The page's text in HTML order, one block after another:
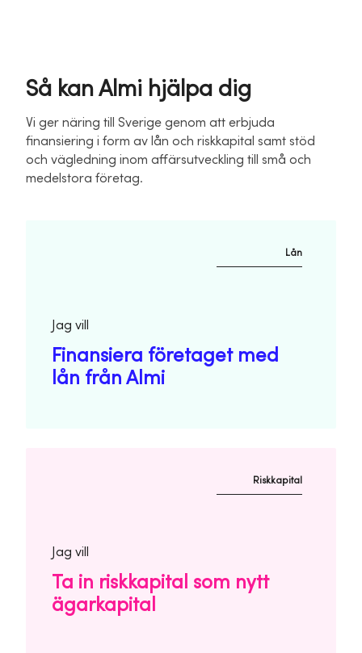
Så kan Almi hjälpa dig
Vi ger näring till Sverige genom att erbjuda
finansiering i form av lån och riskkapital samt stöd
och vägledning inom affärsutveckling till små och
medelstora företag.
Lån
Jag vill
Finansiera företaget med
lån från Almi
Riskkapital
Jag vill
Ta in riskkapital som nytt
ägarkapital